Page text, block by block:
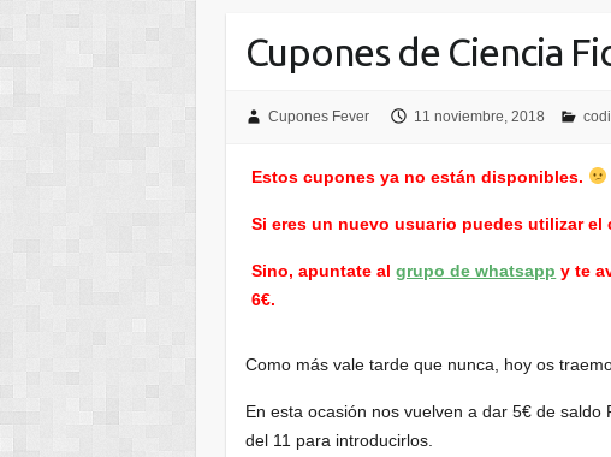
Cupones de Ciencia
Cupones Fever 11 noviembre, 2018
Estos cupones ya no están disponibles.
Si eres un nuevo usuario puedes utilizar el
Sino, apuntate algrupo de whatsapp y te
6€.
Como más vale tarde que nunca, hoy os
En esta ocasión nos vuelven a dar 5€ de
del 11 para introducirlos.